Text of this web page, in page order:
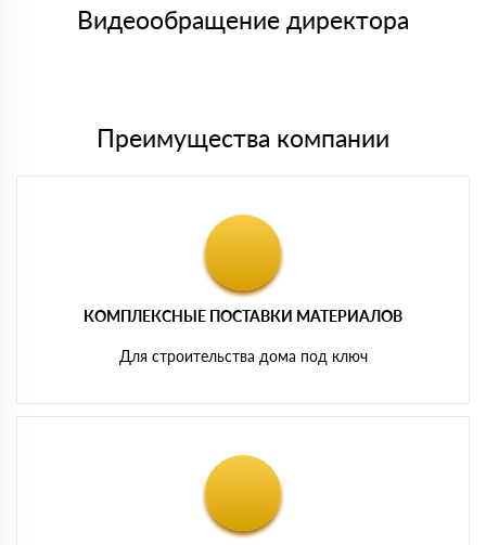
либо Вы забираете товар со склада самовывоза.
Видеообращение директора
Преимущества компании
КОМПЛЕКСНЫЕ ПОСТАВКИ МАТЕРИАЛОВ
Для строительства дома под ключ